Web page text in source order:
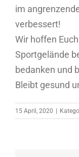
im
verbessert!
Wir hoffen
Sportgelände
bedanken und
Bleibt gesund
15 April, 2020 |